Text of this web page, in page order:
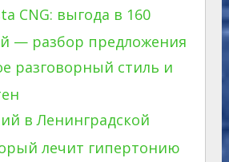
CNG: выгода в 160
— разбор предложения
разговорный стиль и
в Ленинградской
лечит гипертонию